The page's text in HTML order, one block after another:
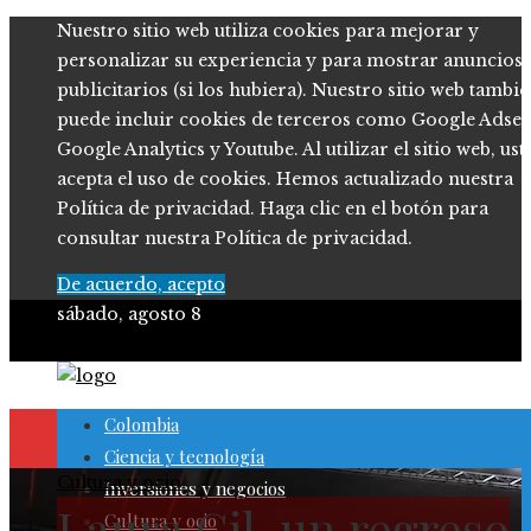
Nuestro sitio web utiliza cookies para mejorar y
personalizar su experiencia y para mostrar anuncios
publicitarios (si los hubiera). Nuestro sitio web
puede incluir cookies de terceros como Google
Google Analytics y Youtube. Al utilizar el sitio web,
acepta el uso de cookies. Hemos actualizado nuestra
Política de privacidad. Haga clic en el botón para
consultar nuestra Política de privacidad.
De acuerdo, acepto
sábado, agosto 8
Colombia
Ciencia y tecnología
Inversiones y negocios
Cultura y ocio
Cultura y ocio